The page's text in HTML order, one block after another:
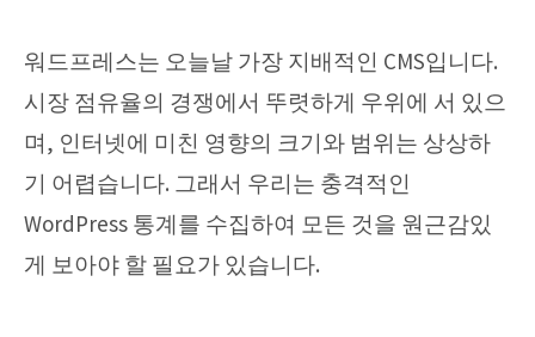
워드프레스는 오늘날 가장 지배적인 CMS입니다.
시장 점유율의 경쟁에서 뚜렷하게 우위에 서 있으
며, 인터넷에 미친 영향의 크기와 범위는 상상하
기 어렵습니다. 그래서 우리는 충격적인
WordPress 통계를 수집하여 모든 것을 원근감있
게 보아야 할 필요가 있습니다.